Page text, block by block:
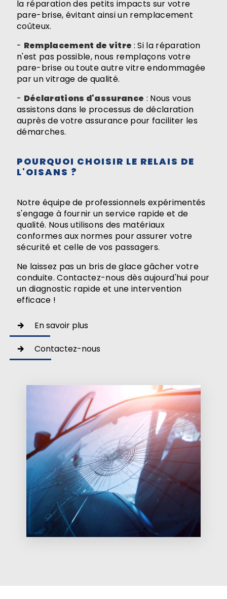
la réparation des petits impacts sur votre
pare-brise, évitant ainsi un remplacement
coûteux.
- Remplacement de vitre : Si la réparation
n'est pas possible, nous remplaçons votre
pare-brise ou toute autre vitre endommagée
par un vitrage de qualité.
- Déclarations d'assurance : Nous vous
assistons dans le processus de déclaration
auprès de votre assurance pour faciliter les
démarches.
POURQUOI CHOISIR LE RELAIS DE
L'OISANS ?
Notre équipe de professionnels expérimentés
s'engage à fournir un service rapide et de
qualité. Nous utilisons des matériaux
conformes aux normes pour assurer votre
sécurité et celle de vos passagers.
Ne laissez pas un bris de glace gâcher votre
conduite. Contactez-nous dès aujourd'hui pour
un diagnostic rapide et une intervention
efficace !
En savoir plus
Contactez-nous